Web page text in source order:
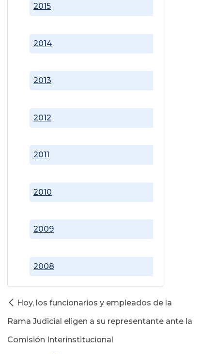
2008
2009
2010
2011
2012
2013
2014
2015
Hoy, los funcionarios y empleados de la
Rama Judicial eligen a su representante ante la
Comisión Interinstitucional